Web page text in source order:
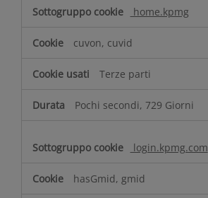
home.kpmg
cuvon, cuvid
Terze parti
Pochi secondi, 729 Giorni
login.kpmg.com
hasGmid, gmid